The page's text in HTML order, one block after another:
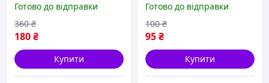
Готово до відправки
180₴
360 ₴
Купити
Готово до відправки
95₴
100 ₴
Купити